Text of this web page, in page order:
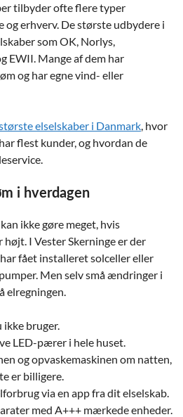
tilbyder ofte flere typer
erhverv. De største udbydere i
som OK, Norlys,
EWII. Mange af dem har
og har egne vind- eller
elselskaber i Danmark, hvor
flest kunder, og hvordan de
i hverdagen
ikke gøre meget, hvis
I Vester Skerninge er der
fået installeret solceller eller
Men selv små ændringer i
elregningen.
ikke bruger.
LED-pærer i hele huset.
og opvaskemaskinen om natten,
er billigere.
via en app fra dit elselskab.
med A+++ mærkede enheder.